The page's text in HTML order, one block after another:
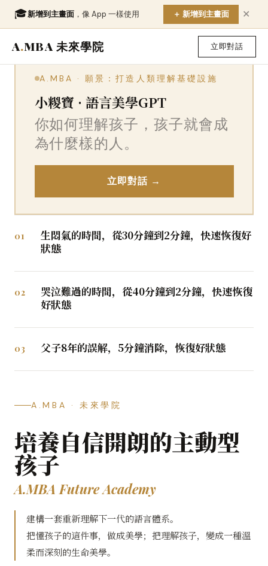
🎓新增到主畫面 ，像 App 一樣使用 ＋ 新增到主畫面 ✕
A.MBA 未來學院 立即對話
A.MBA · 未來學院
培養自信開朗的主動型
孩子
A.MBA Future Academy
建構一套重新理解下一代的語言體系。
把懂孩子的這件事，做成美學；把理解孩子，變成一種溫
柔而深刻的生命美學。
A.MBA · 願景：打造人類理解基礎設施
小糉寶 · 語言美學GPT
你如何理解孩子，孩子就會成
為什麼樣的人。
立即對話 →
01
生悶氣的時間，從30分鐘到2分鐘，快速恢復好
狀態
02
哭泣難過的時間，從40分鐘到2分鐘，快速恢復
好狀態
03 父子8年的誤解，5分鐘消除，恢復好狀態